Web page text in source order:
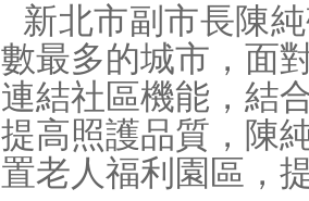
新北市副市長陳
數最多的城市，面
連結社區機能，結
提高照護品質，陳
置老人福利園區，